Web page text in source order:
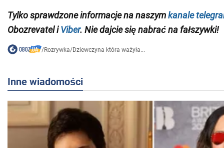
Tylko sprawdzone informacje na naszymkanale
Obozrevatel iViber. Nie dajcie się nabrać na fałszywki!
/Rozrywka/Dziewczyna która ważyła...
Inne wiadomości